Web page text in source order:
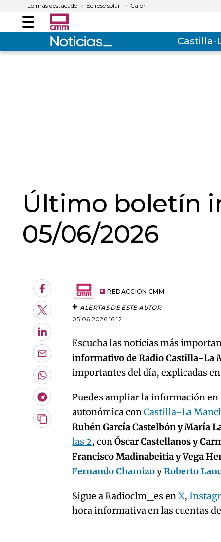
Lo más destacado Eclipse solar Calor
Menú
Castilla-
Último boletín
05/06/2026
Facebook
Twitter
LinkedIn
Enviar
por
Email
Whatsapp
Telegram
Copiar
artículo
REDACCIÓN CMM
ALERTAS DE ESTE AUTOR
05.06.2026 16:12
Escucha las noticias más
informativo de Radio Castilla-La
importantes del día, explicadas
Puedes ampliar la información
autonómica conCastilla-La
Rubén García Castelbón y María
las 2, conÓscar Castellanos y
Francisco Madinabeitia y Vega
Fernando ChamizoyRoberto
Sigue a Radioclm_es enX,
hora informativa en las cuentas